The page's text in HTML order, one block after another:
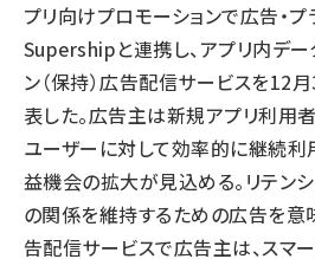
プリ向けプロモーションで広告・プ
Supershipと連携し、アプリ内デー
ン（保持）広告配信サービスを12
表した。広告主は新規アプリ利用
ユーザーに対して効率的に継続利
益機会の拡大が見込める。リテン
の関係を維持するための広告を意
告配信サービスで広告主は、スマ